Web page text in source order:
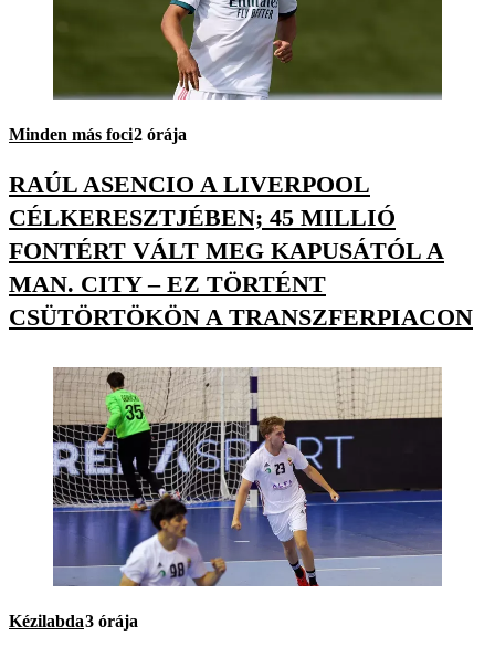
Minden más foci2 órája
RAÚL ASENCIO A LIVERPOOL
CÉLKERESZTJÉBEN; 45 MILLIÓ
FONTÉRT VÁLT MEG KAPUSÁTÓL A
MAN. CITY – EZ TÖRTÉNT
CSÜTÖRTÖKÖN A TRANSZFERPIACON
Kézilabda3 órája